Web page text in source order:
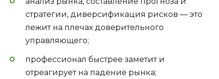
стратегии, диверсификация рисков — это
лежит на плечах доверительного
управляющего;
профессионал быстрее заметит и
отреагирует на падение рынка;